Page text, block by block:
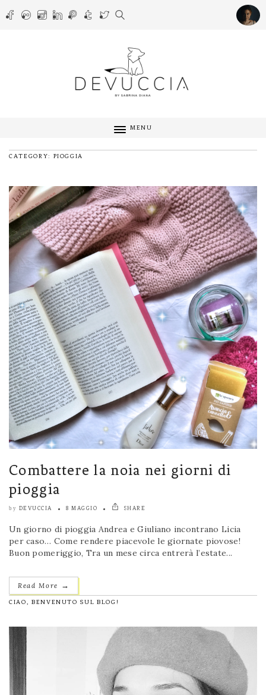
MENU
CATEGORY: PIOGGIA
Combattere la noia nei giorni di
pioggia
by DEVUCCIA 8 MAGGIO SHARE
Un giorno di pioggia Andrea e Giuliano incontrano Licia
per caso… Come rendere piacevole le giornate piovose!
Buon pomeriggio, Tra un mese circa entrerà l’estate...
Read More →
CIAO, BENVENUTO SUL BLOG!